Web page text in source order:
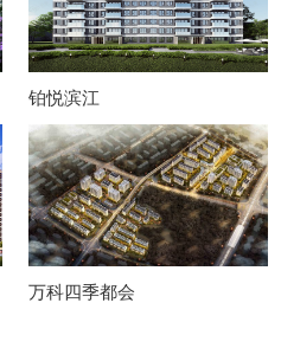
铂悦滨江
万科四季都会